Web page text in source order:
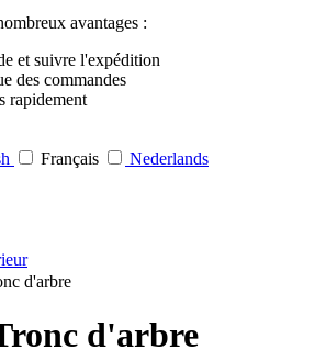
avantages :
et suivre l'expédition
des commandes
rapidement
Français
Nederlands
d'arbre
d'arbre